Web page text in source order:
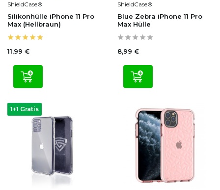
ShieldCase®
Silikonhülle iPhone 11 Pro
Max (Hellbraun)
11,99 €
ShieldCase®
Blue Zebra iPhone 11 Pro
Max Hülle
8,99 €
1+1 Gratis